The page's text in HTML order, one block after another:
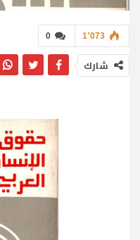
0 1٬073
شارك